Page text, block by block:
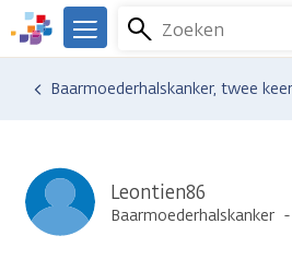
Overslaan
en
naar
We
er
Kanker.nl
Zoeken
Menu
Ervaringen van anderen
Blogsoverzicht
Baarmoederhalskanker, twee
Leontien86
Baarmoederhalskanker